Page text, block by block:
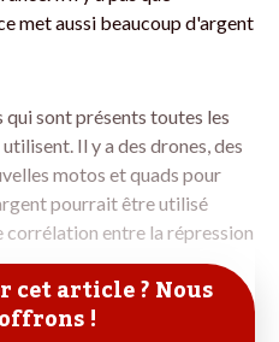
met aussi beaucoup d'argent
sont présents toutes les
Il y a des drones, des
motos et quads pour
pourrait être utilisé
corrélation entre la répression
cet article ? Nous
!